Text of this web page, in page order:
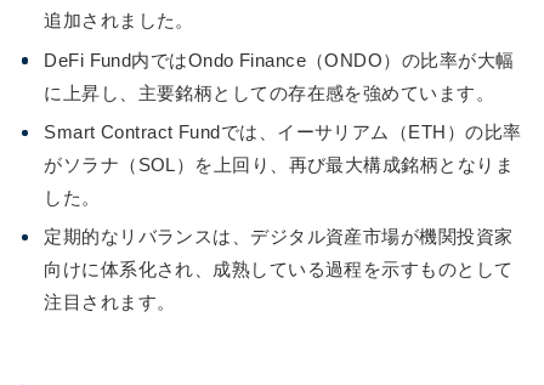
追加されました。
DeFi Fund内ではOndo Finance（ONDO）の比率が大幅
に上昇し、主要銘柄としての存在感を強めています。
Smart Contract Fundでは、イーサリアム（ETH）の比率
がソラナ（SOL）を上回り、再び最大構成銘柄となりま
した。
定期的なリバランスは、デジタル資産市場が機関投資家
向けに体系化され、成熟している過程を示すものとして
注目されます。